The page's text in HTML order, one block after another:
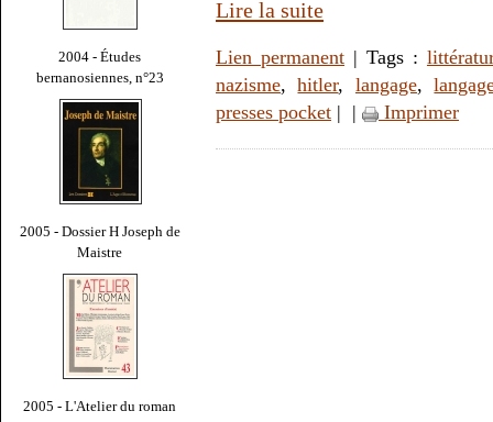
2004 - Études
bernanosiennes, n°23
2005 - Dossier H Joseph de
Maistre
2005 - L'Atelier du roman
Lire la suite
Lien permanent | Tags :
nazisme,hitler, langage,
presses pocket | | Imprimer